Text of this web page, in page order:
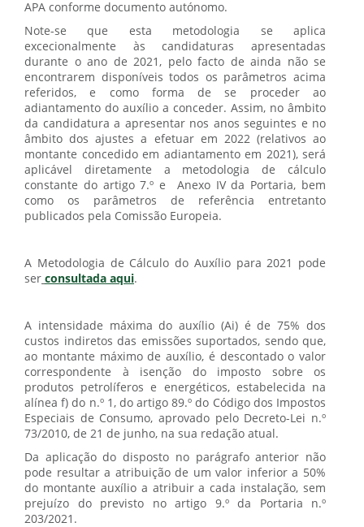
APA conforme documento autónomo.
Note-se que esta metodologia se aplica
excecionalmente às candidaturas apresentadas
durante o ano de 2021, pelo facto de ainda não se
encontrarem disponíveis todos os parâmetros acima
referidos, e como forma de se proceder ao
adiantamento do auxílio a conceder. Assim, no âmbito
da candidatura a apresentar nos anos seguintes e no
âmbito dos ajustes a efetuar em 2022 (relativos ao
montante concedido em adiantamento em 2021), será
aplicável diretamente a metodologia de cálculo
constante do artigo 7.º e Anexo IV da Portaria, bem
como os parâmetros de referência entretanto
publicados pela Comissão Europeia.
A Metodologia de Cálculo do Auxílio para 2021 pode
ser consultada aqui.
A intensidade máxima do auxílio (Ai) é de 75% dos
custos indiretos das emissões suportados, sendo que,
ao montante máximo de auxílio, é descontado o valor
correspondente à isenção do imposto sobre os
produtos petrolíferos e energéticos, estabelecida na
alínea f) do n.º 1, do artigo 89.º do Código dos Impostos
Especiais de Consumo, aprovado pelo Decreto-Lei n.º
73/2010, de 21 de junho, na sua redação atual.
Da aplicação do disposto no parágrafo anterior não
pode resultar a atribuição de um valor inferior a 50%
do montante auxílio a atribuir a cada instalação, sem
prejuízo do previsto no artigo 9.º da Portaria n.º
203/2021.